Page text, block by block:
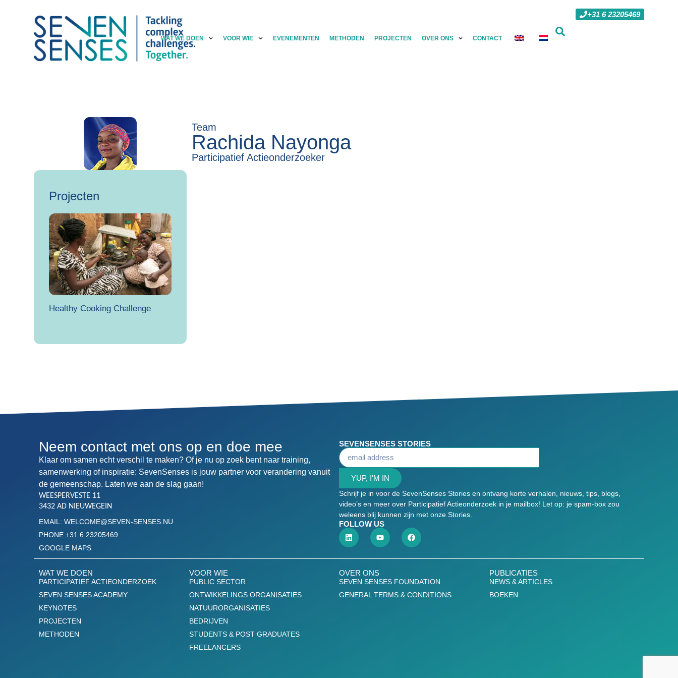
+31 6 23205469
WAT WE DOEN VOOR WIE EVENEMENTEN METHODEN PROJECTEN OVER ONS CONTACT
Projecten
Healthy Cooking Challenge
Team
Rachida Nayonga
Participatief Actieonderzoeker
Neem contact met ons op en doe mee
Klaar om samen echt verschil te maken? Of je nu op zoek bent naar training,
samenwerking of inspiratie: SevenSenses is jouw partner voor verandering vanuit
de gemeenschap. Laten we aan de slag gaan!
WEESPERVESTE 11
3432 AD NIEUWEGEIN
EMAIL: WELCOME@SEVEN-SENSES.NU
PHONE +31 6 23205469
GOOGLE MAPS
SEVENSENSES STORIES
YUP, I'M IN
Schrijf je in voor de SevenSenses Stories en ontvang korte verhalen, nieuws, tips, blogs,
video’s en meer over Participatief Actieonderzoek in je mailbox! Let op: je spam-box zou
weleens blij kunnen zijn met onze Stories.
FOLLOW US
WAT WE DOEN
PARTICIPATIEF ACTIEONDERZOEK
SEVEN SENSES ACADEMY
KEYNOTES
PROJECTEN
METHODEN
VOOR WIE
PUBLIC SECTOR
ONTWIKKELINGS ORGANISATIES
NATUURORGANISATIES
BEDRIJVEN
STUDENTS & POST GRADUATES
FREELANCERS
OVER ONS
SEVEN SENSES FOUNDATION
GENERAL TERMS & CONDITIONS
PUBLICATIES
NEWS & ARTICLES
BOEKEN